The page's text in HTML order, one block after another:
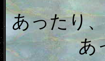
あったり
あ